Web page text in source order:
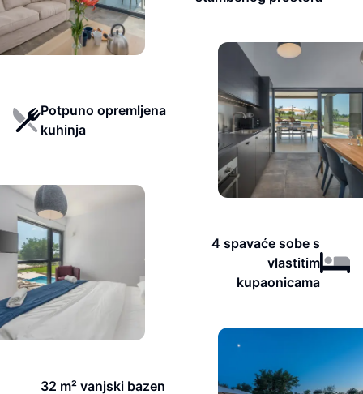
Potpuno opremljena
kuhinja
4 spavaće sobe s
vlastitim
kupaonicama
32 m² vanjski bazen